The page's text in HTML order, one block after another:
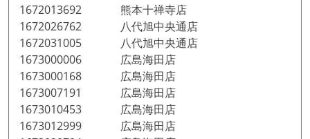
1672013692 熊本十禅寺店
1672026762 八代旭中央通店
1672031005 八代旭中央通店
1673000006 広島海田店
1673000168 広島海田店
1673007191 広島海田店
1673010453 広島海田店
1673012999 広島海田店